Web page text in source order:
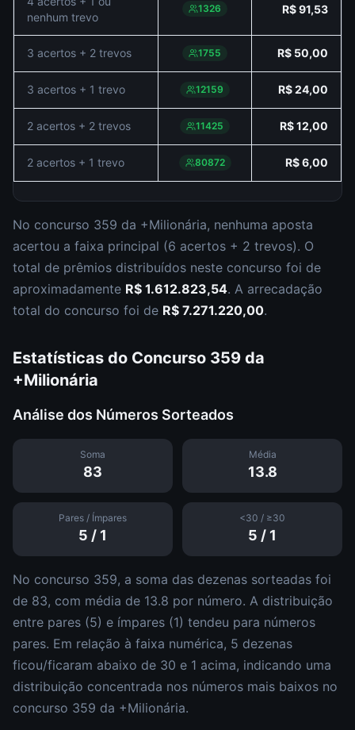
nenhum trevo
1326 R$ 91,53
3 acertos + 2 trevos 1755 R$ 50,00
3 acertos + 1 trevo 12159 R$ 24,00
2 acertos + 2 trevos 11425 R$ 12,00
2 acertos + 1 trevo 80872 R$ 6,00
No concurso 359 da +Milionária, nenhuma aposta
acertou a faixa principal (6 acertos + 2 trevos). O
total de prêmios distribuídos neste concurso foi de
aproximadamente R$ 1.612.823,54. A arrecadação
total do concurso foi de R$ 7.271.220,00.
Estatísticas do Concurso 359 da
+Milionária
Análise dos Números Sorteados
Soma
83
Média
13.8
Pares / Ímpares
5 / 1
<30 / ≥30
5 / 1
No concurso 359, a soma das dezenas sorteadas foi
de 83, com média de 13.8 por número. A distribuição
entre pares (5) e ímpares (1) tendeu para números
pares. Em relação à faixa numérica, 5 dezenas
ficou/ficaram abaixo de 30 e 1 acima, indicando uma
distribuição concentrada nos números mais baixos no
concurso 359 da +Milionária.